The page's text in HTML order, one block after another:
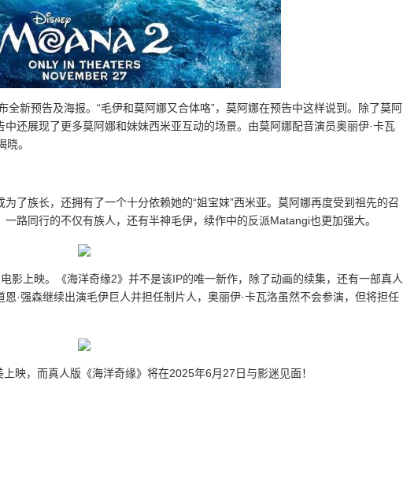
全新预告及海报。“毛伊和莫阿娜又合体咯”，莫阿娜在预告中这样说到。除了莫阿
还展现了更多莫阿娜和妹妹西米亚互动的场景。由莫阿娜配音演员奥丽伊·卡瓦
。
了族长，还拥有了一个十分依赖她的“姐宝妹”西米亚。莫阿娜再度受到祖先的召
路同行的不仅有族人，还有半神毛伊，续作中的反派Matangi也更加强大。
影上映。《海洋奇缘2》并不是该IP的唯一新作，除了动画的续集，还有一部真人
·强森继续出演毛伊巨人并担任制片人，奥丽伊·卡瓦洛虽然不会参演，但将担任
映，而真人版《海洋奇缘》将在2025年6月27日与影迷见面！